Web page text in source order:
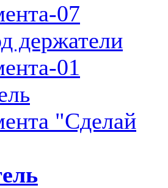
07
держатели
01
"Сделай